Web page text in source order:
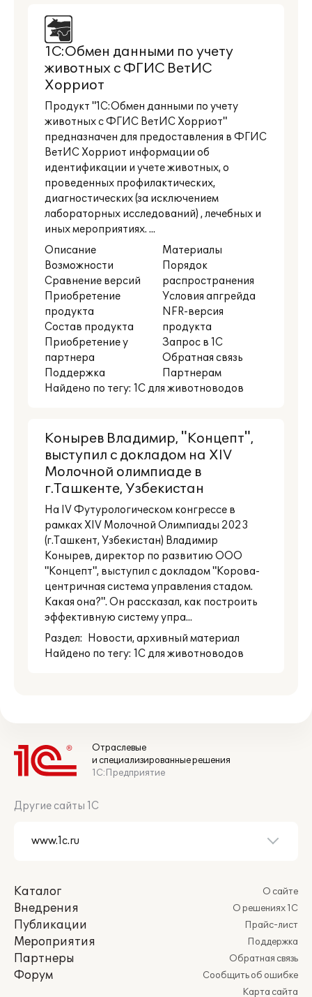
1С:Обмен данными по учету
животных с ФГИС ВетИС
Хорриот
Продукт "1С:Обмен данными по учету
животных с ФГИС ВетИС Хорриот"
предназначен для предоставления в ФГИС
ВетИС Хорриот информации об
идентификации и учете животных, о
проведенных профилактических,
диагностических (за исключением
лабораторных исследований) , лечебных и
иных мероприятиях. ...
Описание
Возможности
Сравнение версий
Приобретение
продукта
Состав продукта
Приобретение у
партнера
Поддержка
Материалы
Порядок
распространения
Условия апгрейда
NFR-версия
продукта
Запрос в 1С
Обратная связь
Партнерам
Найдено по тегу: 1С для животноводов
Конырев Владимир, "Концепт",
выступил с докладом на XIV
Молочной олимпиаде в
г.Ташкенте, Узбекистан
На IV Футурологическом конгрессе в
рамках XIV Молочной Олимпиады 2023
(г.Ташкент, Узбекистан) Владимир
Конырев, директор по развитию ООО
"Концепт", выступил с докладом "Корова-
центричная система управления стадом.
Какая она?". Он рассказал, как построить
эффективную систему упра...
Раздел:
Новости, архивный материал
Найдено по тегу: 1С для животноводов
Отраслевые
и специализированные решения
1С:Предприятие
Другие сайты 1С
Каталог
Внедрения
Публикации
Мероприятия
Партнеры
Форум
О сайте
О решениях 1С
Прайс-лист
Поддержка
Обратная связь
Сообщить об ошибке
Карта сайта